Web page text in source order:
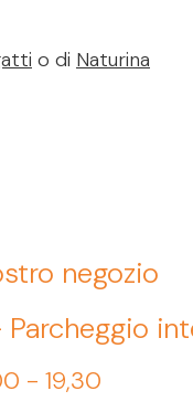
o di Naturina
negozio
Parcheggio
- 19,30